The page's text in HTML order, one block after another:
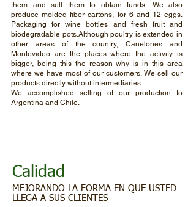
them and sell them to obtain funds. We also
produce molded fiber cartons, for 6 and 12 eggs.
Packaging for wine bottles and fresh fruit and
biodegradable pots.Although poultry is extended in
other areas of the country, Canelones and
Montevideo are the places where the activity is
bigger, being this the reason why is in this area
where we have most of our customers. We sell our
products directly without intermediaries.
We accomplished selling of our production to
Argentina and Chile.
Calidad
MEJORANDO LA FORMA EN QUE USTED
LLEGA A SUS CLIENTES